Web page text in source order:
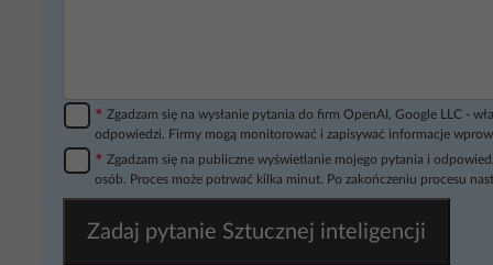
* Zgadzam się na wysłanie pytania do firm OpenAI, Google LLC -
odpowiedzi. Firmy mogą monitorować i zapisywać informacje
* Zgadzam się na publiczne wyświetlanie mojego pytania i
osób. Proces może potrwać kilka minut. Po zakończeniu procesu
Zadaj pytanie Sztucznej inteligencji